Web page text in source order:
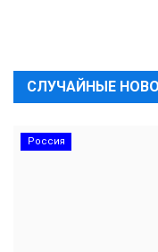
СЛУЧАЙНЫЕ
Россия